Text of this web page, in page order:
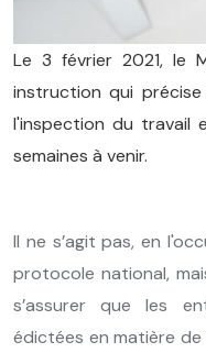
Le 3 février 2021, le
instruction qui
l'inspection du travail
semaines à venir.
Il ne s’agit pas, en
protocole national,
s’assurer que les
édictées en matière de